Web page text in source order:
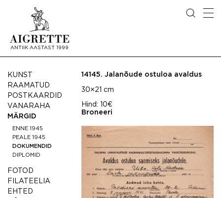
ANTIIK AASTAST 1999
KUNST
RAAMATUD
POSTKAARDID
VANARAHA
MÄRGID
ENNE 1945
PEALE 1945
DOKUMENDID
DIPLOMID
FOTOD
FILATEELIA
EHTED
14145. Jalanõude ostuloa avaldus
30×21 cm
Hind:
10€
Broneeri